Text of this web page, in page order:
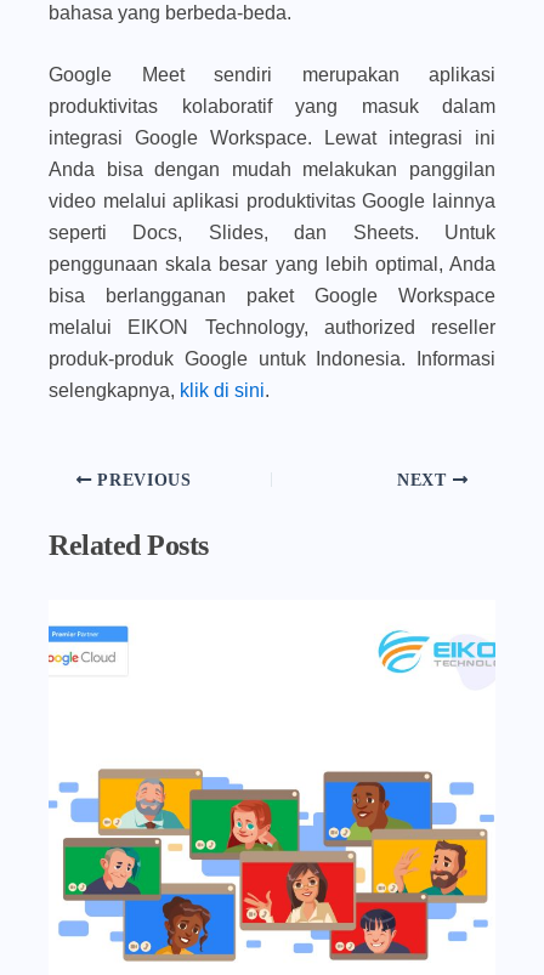
bahasa yang berbeda-beda.
Google Meet sendiri merupakan aplikasi
produktivitas kolaboratif yang masuk dalam
integrasi Google Workspace. Lewat integrasi ini
Anda bisa dengan mudah melakukan panggilan
video melalui aplikasi produktivitas Google lainnya
seperti Docs, Slides, dan Sheets. Untuk
penggunaan skala besar yang lebih optimal, Anda
bisa berlangganan paket Google Workspace
melalui EIKON Technology, authorized reseller
produk-produk Google untuk Indonesia. Informasi
selengkapnya, klik di sini.
PREVIOUS NEXT
Related Posts